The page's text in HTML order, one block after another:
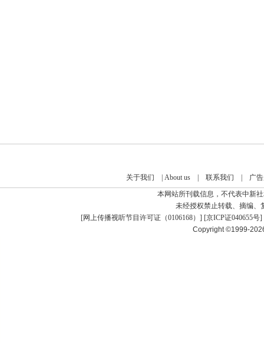
关于我们 | About us| 联系我们 |
广
本网站所刊载信息，不代表中新
未经授权禁止转载、摘编、
[网上传播视听节目许可证（0106168） ] [京ICP证040655号]
Copyright ©1999-